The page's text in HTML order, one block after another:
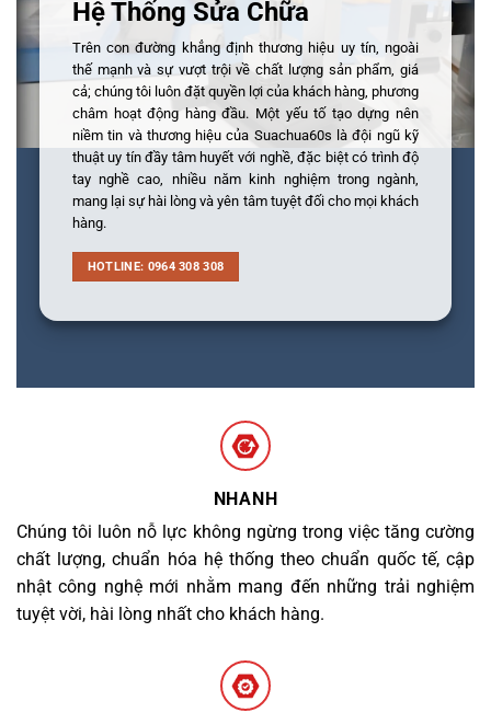
Hệ Thống Sửa Chữa
Trên con đường khẳng định thương hiệu uy tín, ngoài
thế mạnh và sự vượt trội về chất lượng sản phẩm, giá
cả; chúng tôi luôn đặt quyền lợi của khách hàng, phương
châm hoạt động hàng đầu. Một yếu tố tạo dựng nên
niềm tin và thương hiệu của Suachua60s là đội ngũ kỹ
thuật uy tín đầy tâm huyết với nghề, đặc biệt có trình độ
tay nghề cao, nhiều năm kinh nghiệm trong ngành,
mang lại sự hài lòng và yên tâm tuyệt đối cho mọi khách
hàng.
HOTLINE: 0964 308 308
NHANH
Chúng tôi luôn nỗ lực không ngừng trong việc tăng cường
chất lượng, chuẩn hóa hệ thống theo chuẩn quốc tế, cập
nhật công nghệ mới nhằm mang đến những trải nghiệm
tuyệt vời, hài lòng nhất cho khách hàng.